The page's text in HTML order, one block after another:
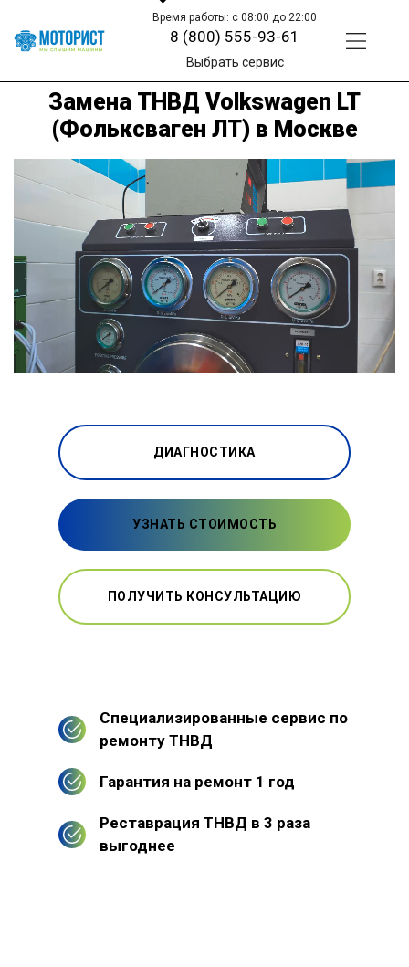
Время работы: с 08:00 до 22:00
8 (800) 555-93-61
Выбрать сервис
Замена ТНВД Volkswagen LT
(Фольксваген ЛТ) в Москве
ДИАГНОСТИКА
УЗНАТЬ СТОИМОСТЬ
ПОЛУЧИТЬ КОНСУЛЬТАЦИЮ
Специализированные сервис по
ремонту ТНВД
Гарантия на ремонт 1 год
Реставрация ТНВД в 3 раза
выгоднее